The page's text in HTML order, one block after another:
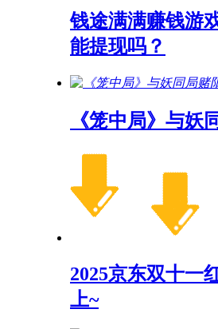
钱途满满赚钱游
能提现吗？
《笼中局》与妖
2025京东双十一
上~